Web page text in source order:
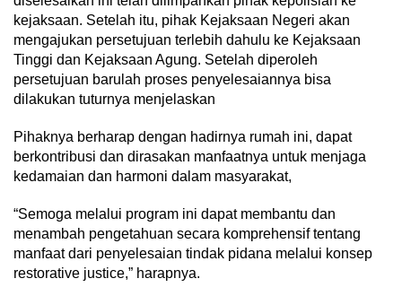
kejaksaan. Setelah itu, pihak Kejaksaan Negeri akan
mengajukan persetujuan terlebih dahulu ke Kejaksaan
Tinggi dan Kejaksaan Agung. Setelah diperoleh
persetujuan barulah proses penyelesaiannya bisa
dilakukan tuturnya menjelaskan
Pihaknya berharap dengan hadirnya rumah ini, dapat
berkontribusi dan dirasakan manfaatnya untuk menjaga
kedamaian dan harmoni dalam masyarakat,
“Semoga melalui program ini dapat membantu dan
menambah pengetahuan secara komprehensif tentang
manfaat dari penyelesaian tindak pidana melalui konsep
restorative justice,” harapnya.